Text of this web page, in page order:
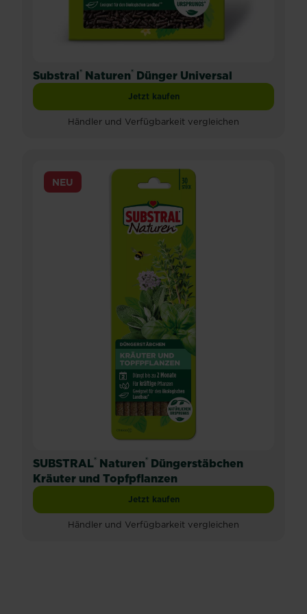
Substral® Naturen® Dünger Universal
Jetzt kaufenSubstral® Naturen® Dünger Universal
Händler und Verfügbarkeit vergleichen
SUBSTRAL® Naturen® Düngerstäbchen
Kräuter und Topfpflanzen
Jetzt kaufenSUBSTRAL® Naturen®
Händler und Verfügbarkeit vergleichen
NEU